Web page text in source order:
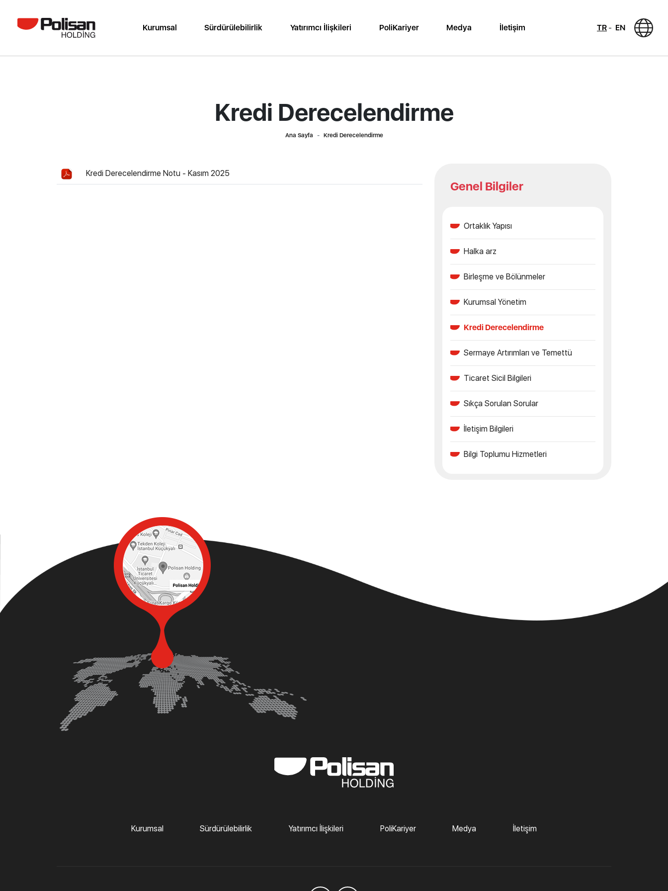
Kurumsal Sürdürülebilirlik Yatırımcı İlişkileri PoliKariyer Medya İletişim TR EN
Kredi Derecelendirme
Ana Sayfa Kredi Derecelendirme
Kredi Derecelendirme Notu - Kasım 2025
Genel Bilgiler
Ortaklık Yapısı
Halka arz
Birleşme ve Bölünmeler
Kurumsal Yönetim
Kredi Derecelendirme
Sermaye Artırımları ve Temettü
Ticaret Sicil Bilgileri
Sıkça Sorulan Sorular
İletişim Bilgileri
Bilgi Toplumu Hizmetleri
Kurumsal Sürdürülebilirlik Yatırımcı İlişkileri PoliKariyer Medya İletişim